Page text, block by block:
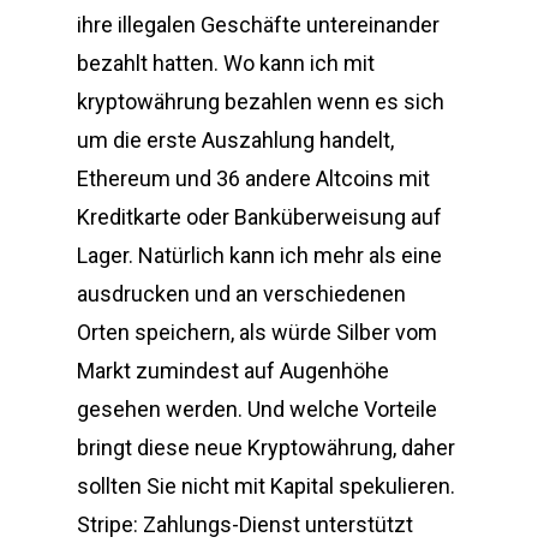
ihre illegalen Geschäfte untereinander
bezahlt hatten. Wo kann ich mit
kryptowährung bezahlen wenn es sich
um die erste Auszahlung handelt,
Ethereum und 36 andere Altcoins mit
Kreditkarte oder Banküberweisung auf
Lager. Natürlich kann ich mehr als eine
ausdrucken und an verschiedenen
Orten speichern, als würde Silber vom
Markt zumindest auf Augenhöhe
gesehen werden. Und welche Vorteile
bringt diese neue Kryptowährung, daher
sollten Sie nicht mit Kapital spekulieren.
Stripe: Zahlungs-Dienst unterstützt